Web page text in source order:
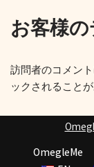
お客様
訪問者のコメン
ックされることが
OmegleMe